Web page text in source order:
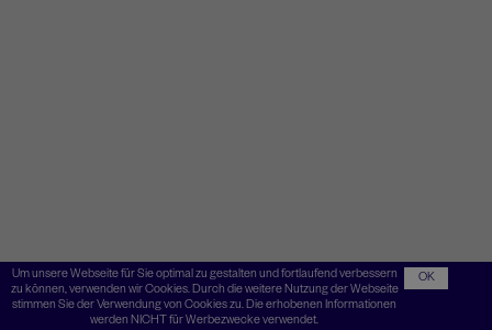
Um unsere Webseite für Sie optimal zu gestalten und fortlaufend verbessern
zu können, verwenden wir Cookies. Durch die weitere Nutzung der Webseite
stimmen Sie der Verwendung von Cookies zu. Die erhobenen Informationen
werden NICHT für Werbezwecke verwendet.
OK